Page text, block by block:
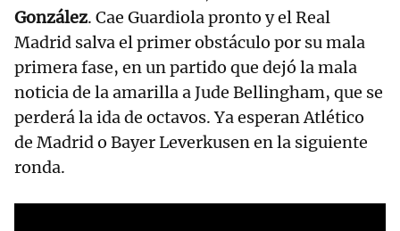
González. Cae Guardiola pronto y el Real
Madrid salva el primer obstáculo por su mala
primera fase, en un partido que dejó la mala
noticia de la amarilla a Jude Bellingham, que se
perderá la ida de octavos. Ya esperan Atlético
de Madrid o Bayer Leverkusen en la siguiente
ronda.